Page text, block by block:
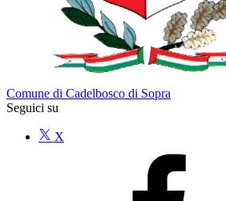
Comune di Cadelbosco di Sopra
Seguici su
X